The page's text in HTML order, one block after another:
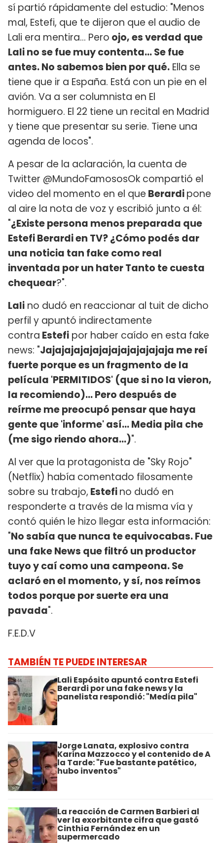
sí partió rápidamente del estudio: "Menos
mal, Estefi, que te dijeron que el audio de
Lali era mentira... Pero ojo, es verdad que
Lali no se fue muy contenta... Se fue
antes. No sabemos bien por qué. Ella se
tiene que ir a España. Está con un pie en el
avión. Va a ser columnista en El
hormiguero. El 22 tiene un recital en Madrid
y tiene que presentar su serie. Tiene una
agenda de locos".
A pesar de la aclaración, la cuenta de
Twitter @MundoFamososOk compartió el
video del momento en el que Berardipone
al aire la nota de voz y escribió junto a él:
"¿Existe persona menos preparada que
Estefi Berardi en TV? ¿Cómo podés dar
una noticia tan fake como real
inventada por un hater Tanto te cuesta
chequear?".
Lali no dudó en reaccionar al tuit de dicho
perfil y apuntó indirectamente
contra Estefi por haber caído en esta fake
news: "Jajajajajajajajajajajajajaja me reí
fuerte porque es un fragmento de la
película 'PERMITIDOS' (que si no la vieron,
la recomiendo)... Pero después de
reírme me preocupó pensar que haya
gente que 'informe' así... Media pila che
(me sigo riendo ahora...)".
Al ver que la protagonista de "Sky Rojo"
(Netflix) había comentado filosamente
sobre su trabajo, Estefino dudó en
responderte a través de la misma vía y
contó quién le hizo llegar esta información:
"No sabía que nunca te equivocabas. Fue
una fake News que filtró un productor
tuyo y caí como una campeona. Se
aclaró en el momento, y sí, nos reímos
todos porque por suerte era una
pavada".
F.E.D.V
TAMBIÉN TE PUEDE INTERESAR
Lali Espósito apuntó contra Estefi
Berardi por una fake news y la
panelista respondió: "Media pila"
Jorge Lanata, explosivo contra
Karina Mazzocco y el contenido de A
la Tarde: "Fue bastante patético,
hubo inventos"
La reacción de Carmen Barbieri al
ver la exorbitante cifra que gastó
Cinthia Fernández en un
supermercado